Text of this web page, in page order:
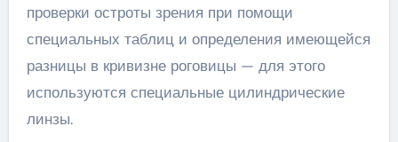
проверки остроты зрения при помощи
специальных таблиц и определения имеющейся
разницы в кривизне роговицы — для этого
используются специальные цилиндрические
линзы.